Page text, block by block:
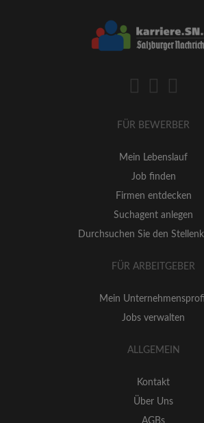
FÜR BEWERBER
Mein Lebenslauf
Job finden
Firmen entdecken
Suchagent anlegen
Durchsuchen Sie den
FÜR ARBEITGEBER
Mein Unternehmensprofil
Jobs verwalten
ALLGEMEIN
Kontakt
Über Uns
AGBs